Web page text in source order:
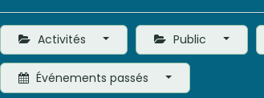
Activités Public
Événements passés